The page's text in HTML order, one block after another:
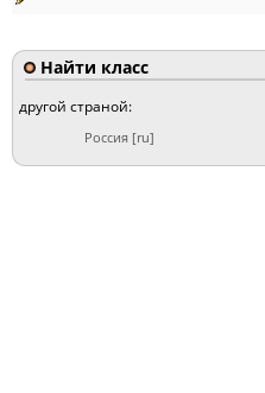
Найти класс
другой страной:
Россия [ru]